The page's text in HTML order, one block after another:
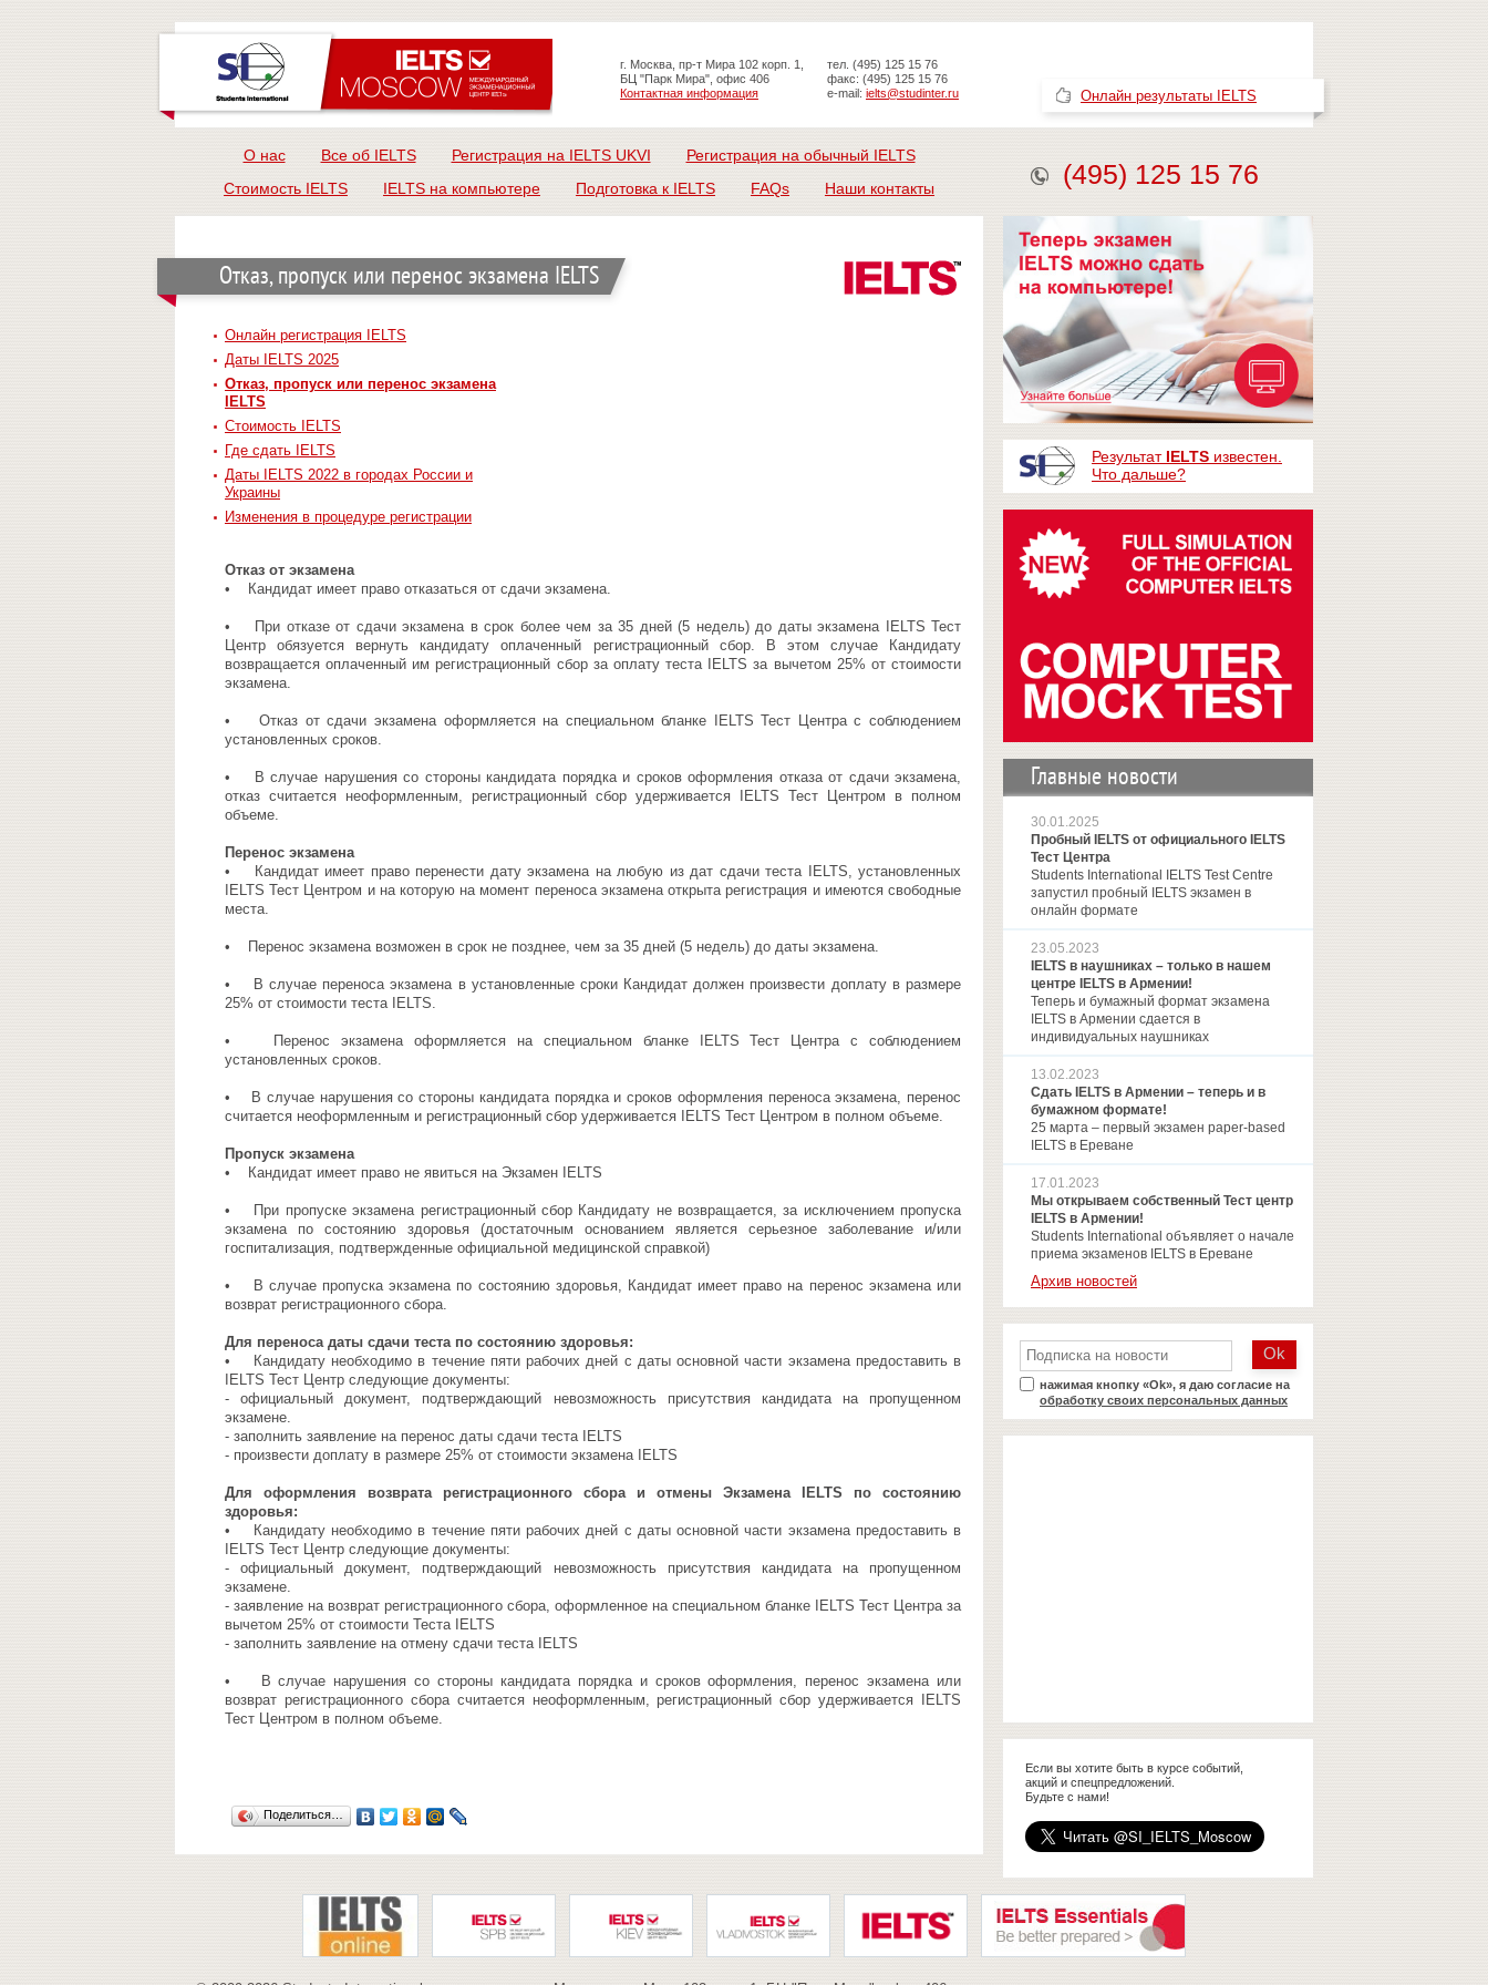
тел. (495) 125 15 76
факс: (495) 125 15 76
e-mail: ielts@studinter.ru
г. Москва, пр-т Мира 102 корп. 1,
БЦ "Парк Мира", офис 406
Контактная информация
Онлайн результаты IELTS
О нас Все об IELTS Регистрация на IELTS UKVI
Регистрация на обычный IELTS
Стоимость IELTS
IELTS на компьютере Подготовка к IELTS FAQs Наши контакты (495) 125 15 76
Отказ, пропуск или перенос экзамена IELTS
Онлайн регистрация IELTS
Даты IELTS 2025
Отказ, пропуск или перенос экзамена
IELTS
Стоимость IELTS
Где сдать IELTS
Даты IELTS 2022 в городах России и
Украины
Изменения в процедуре регистрации
Отказ от экзамена
• Кандидат имеет право отказаться от сдачи экзамена.
• При отказе от сдачи экзамена в срок более чем за 35 дней (5 недель) до даты экзамена IELTS Тест
Центр обязуется вернуть кандидату оплаченный регистрационный сбор. В этом случае Кандидату
возвращается оплаченный им регистрационный сбор за оплату теста IELTS за вычетом 25% от стоимости
экзамена.
• Отказ от сдачи экзамена оформляется на специальном бланке IELTS Тест Центра с соблюдением
установленных сроков.
• В случае нарушения со стороны кандидата порядка и сроков оформления отказа от сдачи экзамена,
отказ считается неоформленным, регистрационный сбор удерживается IELTS Тест Центром в полном
объеме.
Перенос экзамена
• Кандидат имеет право перенести дату экзамена на любую из дат сдачи теста IELTS, установленных
IELTS Тест Центром и на которую на момент переноса экзамена открыта регистрация и имеются свободные
места.
• Перенос экзамена возможен в срок не позднее, чем за 35 дней (5 недель) до даты экзамена.
• В случае переноса экзамена в установленные сроки Кандидат должен произвести доплату в размере
25% от стоимости теста IELTS.
• Перенос экзамена оформляется на специальном бланке IELTS Тест Центра с соблюдением
установленных сроков.
• В случае нарушения со стороны кандидата порядка и сроков оформления переноса экзамена, перенос
считается неоформленным и регистрационный сбор удерживается IELTS Тест Центром в полном объеме.
Пропуск экзамена
• Кандидат имеет право не явиться на Экзамен IELTS
• При пропуске экзамена регистрационный сбор Кандидату не возвращается, за исключением пропуска
экзамена по состоянию здоровья (достаточным основанием является серьезное заболевание и/или
госпитализация, подтвержденные официальной медицинской справкой)
• В случае пропуска экзамена по состоянию здоровья, Кандидат имеет право на перенос экзамена или
возврат регистрационного сбора.
Для переноса даты сдачи теста по состоянию здоровья:
• Кандидату необходимо в течение пяти рабочих дней с даты основной части экзамена предоставить в
IELTS Тест Центр следующие документы:
- официальный документ, подтверждающий невозможность присутствия кандидата на пропущенном
экзамене.
- заполнить заявление на перенос даты сдачи теста IELTS
- произвести доплату в размере 25% от стоимости экзамена IELTS
Для оформления возврата регистрационного сбора и отмены Экзамена IELTS по состоянию
здоровья:
• Кандидату необходимо в течение пяти рабочих дней с даты основной части экзамена предоставить в
IELTS Тест Центр следующие документы:
- официальный документ, подтверждающий невозможность присутствия кандидата на пропущенном
экзамене.
- заявление на возврат регистрационного сбора, оформленное на специальном бланке IELTS Тест Центра за
вычетом 25% от стоимости Теста IELTS
- заполнить заявление на отмену сдачи теста IELTS
• В случае нарушения со стороны кандидата порядка и сроков оформления, перенос экзамена или
возврат регистрационного сбора считается неоформленным, регистрационный сбор удерживается IELTS
Тест Центром в полном объеме.
Поделиться…
Результат IELTS известен.
Что дальше?
Главные новости
30.01.2025
Пробный IELTS от официального IELTS
Тест Центра
Students International IELTS Test Centre
запустил пробный IELTS экзамен в
онлайн формате
23.05.2023
IELTS в наушниках – только в нашем
центре IELTS в Армении!
Теперь и бумажный формат экзамена
IELTS в Армении сдается в
индивидуальных наушниках
13.02.2023
Сдать IELTS в Армении – теперь и в
бумажном формате!
25 марта – первый экзамен paper-based
IELTS в Ереване
17.01.2023
Мы открываем собственный Тест центр
IELTS в Армении!
Students International объявляет о начале
приема экзаменов IELTS в Ереване
Архив новостей
нажимая кнопку «Ok», я даю согласие на
обработку своих персональных данных
Если вы хотите быть в курсе событий,
акций и спецпредложений.
Будьте с нами!